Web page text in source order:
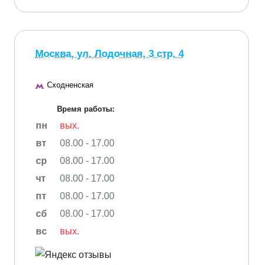
Москва, ул. Лодочная, 3 стр. 4
Сходненская
Время работы:
пн
вых.
вт
08.00 - 17.00
ср
08.00 - 17.00
чт
08.00 - 17.00
пт
08.00 - 17.00
сб
08.00 - 17.00
вс
вых.